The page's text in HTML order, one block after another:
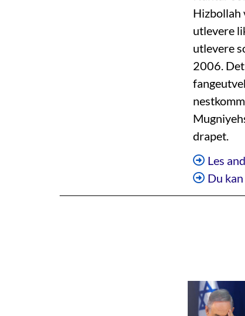
Hizbollah
utlevere
utlevere
2006.
drapet.
Les
Du